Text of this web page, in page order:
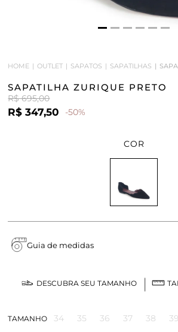
HOME OUTLET SAPATOS SAPATILHAS
SAPATILHA ZURIQUE PRETO
R$ 695,00
R$ 347,50 -50%
COR
Guia de medidas
DESCUBRA SEU TAMANHO
TAMANHO 34 35 36 37 38 39